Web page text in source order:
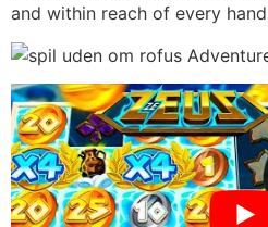
and within reach of every